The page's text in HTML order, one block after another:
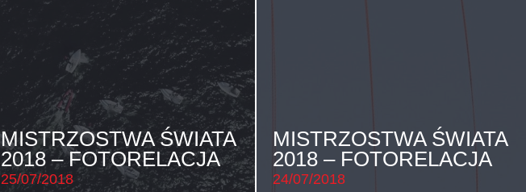
MISTRZOSTWA ŚWIATA
2018 – FOTORELACJA
25/07/2018
MISTRZOSTWA ŚWIATA
2018 – FOTORELACJA
24/07/2018